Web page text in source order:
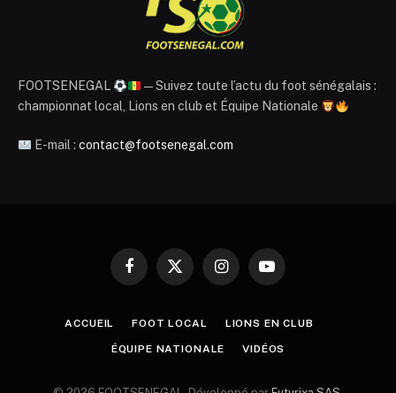
FOOTSENEGAL
— Suivez toute l’actu du foot sénégalais :
championnat local, Lions en club et Équipe Nationale
E-mail : contact@footsenegal.com
Facebook
X
InstagramYouTube
ACCUEIL FOOT LOCAL LIONS EN CLUB
ÉQUIPE NATIONALE VIDÉOS